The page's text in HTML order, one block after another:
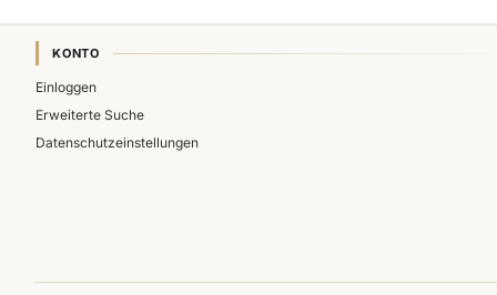
KONTO
Einloggen
Erweiterte Suche
Datenschutzeinstellungen